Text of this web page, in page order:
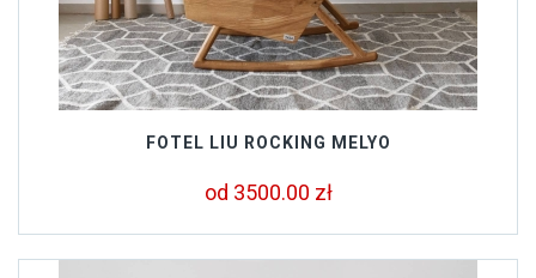
FOTEL LIU ROCKING MELYO
od 3500.00 zł